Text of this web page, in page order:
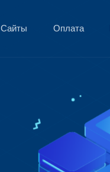
Сайты Оплата